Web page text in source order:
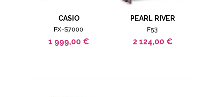
CASIO
PX-S7000
1 999,00 €
PEARL RIVER
F53
2 124,00 €